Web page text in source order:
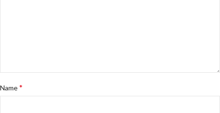
Name*